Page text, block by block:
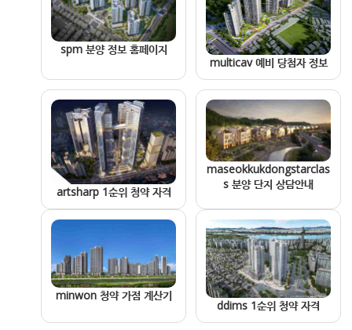
spm 분양 정보 홈페이지
multicav 예비 당첨자 정보
artsharp 1순위 청약 자격
maseokkukdongstarclas
s 분양 단지 상담안내
minwon 청약 가점 계산기
ddims 1순위 청약 자격